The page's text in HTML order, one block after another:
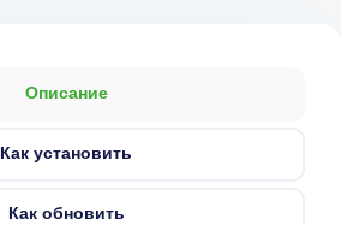
Описание
Как установить
Как обновить